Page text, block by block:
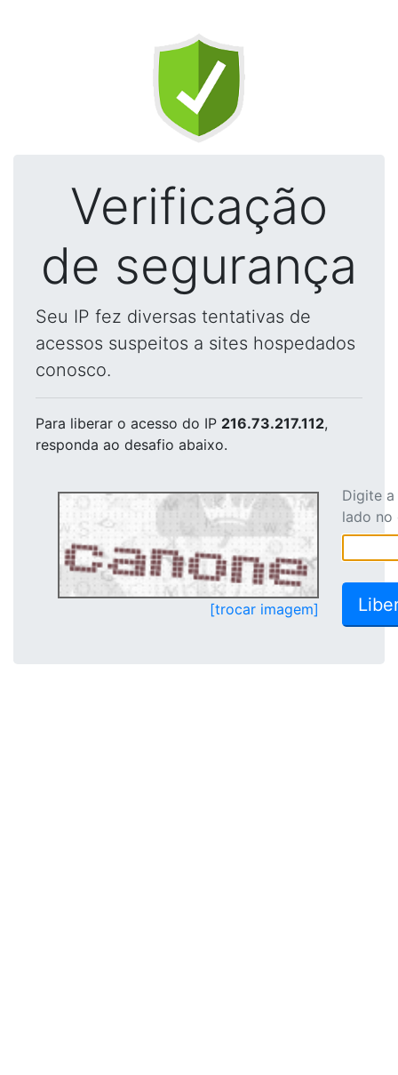
Verificação
de segurança
Seu IP fez diversas tentativas de
acessos suspeitos a sites hospedados
conosco.
Para liberar o acesso do IP 216.73.217.112,
responda ao desafio abaixo.
[trocar imagem]
Digite
lado no